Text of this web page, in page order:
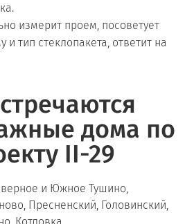
измерит проем, посоветует
тип стеклопакета, ответит на
дома по
II-29
и Южное Тушино,
Пресненский, Головинский,